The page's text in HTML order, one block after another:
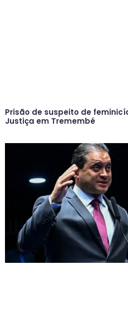
Prisão de suspeito de
Justiça em Tremembé